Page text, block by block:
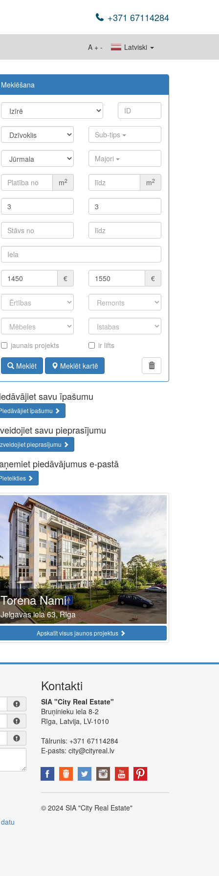
+371 67114284
Latviski
A + -
Meklēšana
Sub-tips
Majori
m2 m2
€ €
jaunais projekts ir lifts
Meklēt Meklēt kartē
savu īpašumu
īpašumu
savu pieprasījumu
pieprasījumu
piedāvājumus e-pastā
Torena Nami
Jelgavas iela 63, Rīga
Apskatīt visus jaunos projektus
Kontakti
SIA "City Real Estate"
Bruņinieku iela 8-2
Rīga, Latvija, LV-1010
Tālrunis: +371 67114284
E-pasts: city@cityreal.lv
© 2024 SIA "City Real Estate"